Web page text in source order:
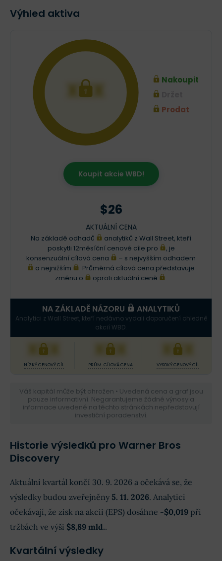
Výhled aktiva
XXX
Nakoupit
Prodat
Koupit akcie WBD!
$26
AKTUÁLNÍ CENA
Na základě odhadů
analytiků z Wall Street, kteří
poskytli 12měsíční cenové cíle pro
, je
konsenzuální cílová cena
– s nejvyšším odhadem
a nejnižším
. Průměrná cílová cena představuje
změnu o
oproti aktuální ceně .
NA ZÁKLADĚ NÁZORU ANALYTIKŮ
Analytici z Wall Street, kteří nedávno vydali doporučení ohledně
akcií WBD.
XXX
NÍZKÝ CENOVÝ CÍL
XXX
PRŮM. CÍLOVÁ CENA
XXX
VYSOKÝ CENOVÝ CÍL
Váš kapitál může být ohrožen • Uvedená cena a graf jsou
pouze informativní. Negarantujeme žádné výnosy a
informace uvedené na těchto stránkách nepředstavují
investiční poradenství.
Historie výsledků pro Warner Bros
Discovery
Aktuální kvartál končí 30. 9. 2026 a očekává se, že
výsledky budou zveřejněny 5. 11. 2026. Analytici
očekávají, že zisk na akcii (EPS) dosáhne -$0,019 při
tržbách ve výši $8,89 mld..
Kvartální výsledky